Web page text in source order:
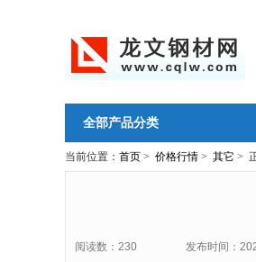
全部产品分类
当前位置： 首页 > 价格行情 > 其它 >
阅读数：230 发布时间：